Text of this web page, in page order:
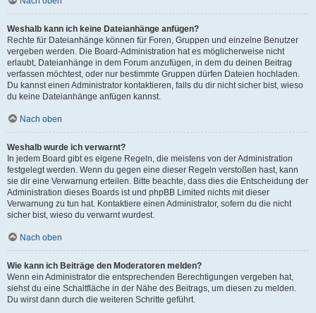
Weshalb kann ich keine Dateianhänge anfügen?
Rechte für Dateianhänge können für Foren, Gruppen und einzelne Benutzer
vergeben werden. Die Board-Administration hat es möglicherweise nicht
erlaubt, Dateianhänge in dem Forum anzufügen, in dem du deinen Beitrag
verfassen möchtest, oder nur bestimmte Gruppen dürfen Dateien hochladen.
Du kannst einen Administrator kontaktieren, falls du dir nicht sicher bist, wieso
du keine Dateianhänge anfügen kannst.
Nach oben
Weshalb wurde ich verwarnt?
In jedem Board gibt es eigene Regeln, die meistens von der Administration
festgelegt werden. Wenn du gegen eine dieser Regeln verstoßen hast, kann
sie dir eine Verwarnung erteilen. Bitte beachte, dass dies die Entscheidung der
Administration dieses Boards ist und phpBB Limited nichts mit dieser
Verwarnung zu tun hat. Kontaktiere einen Administrator, sofern du die nicht
sicher bist, wieso du verwarnt wurdest.
Nach oben
Wie kann ich Beiträge den Moderatoren melden?
Wenn ein Administrator die entsprechenden Berechtigungen vergeben hat,
siehst du eine Schaltfläche in der Nähe des Beitrags, um diesen zu melden.
Du wirst dann durch die weiteren Schritte geführt.